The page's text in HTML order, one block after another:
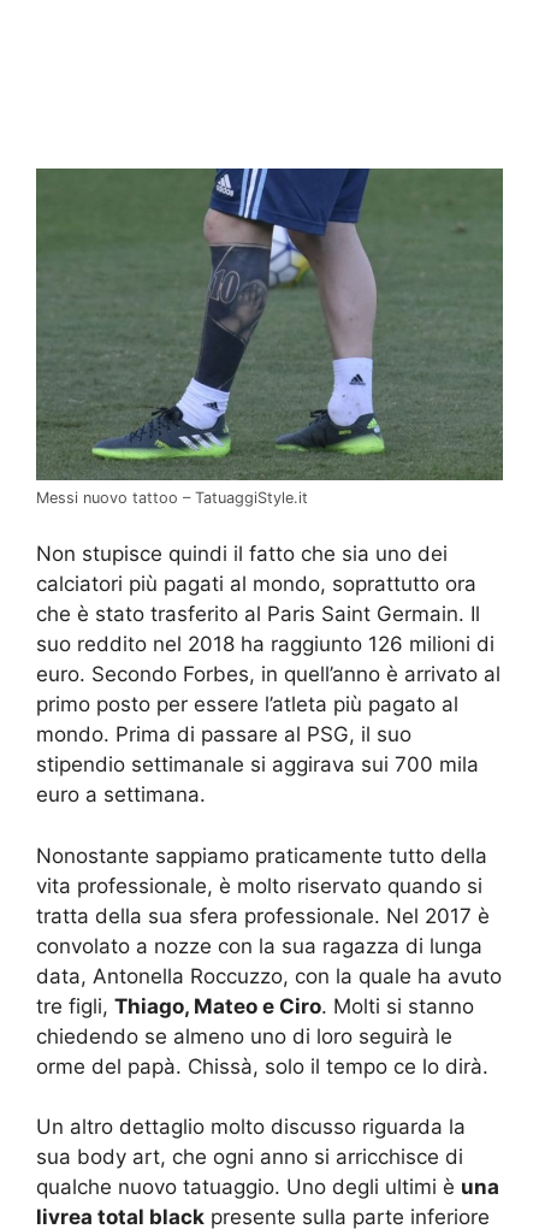
Messi nuovo tattoo – TatuaggiStyle.it
Non stupisce quindi il fatto che sia uno dei
calciatori più pagati al mondo, soprattutto ora
che è stato trasferito al Paris Saint Germain. Il
suo reddito nel 2018 ha raggiunto 126 milioni di
euro. Secondo Forbes, in quell’anno è arrivato al
primo posto per essere l’atleta più pagato al
mondo. Prima di passare al PSG, il suo
stipendio settimanale si aggirava sui 700 mila
euro a settimana.
Nonostante sappiamo praticamente tutto della
vita professionale, è molto riservato quando si
tratta della sua sfera professionale. Nel 2017 è
convolato a nozze con la sua ragazza di lunga
data, Antonella Roccuzzo, con la quale ha avuto
tre figli, Thiago, Mateo e Ciro. Molti si stanno
chiedendo se almeno uno di loro seguirà le
orme del papà. Chissà, solo il tempo ce lo dirà.
Un altro dettaglio molto discusso riguarda la
sua body art, che ogni anno si arricchisce di
qualche nuovo tatuaggio. Uno degli ultimi è una
livrea total black presente sulla parte inferiore